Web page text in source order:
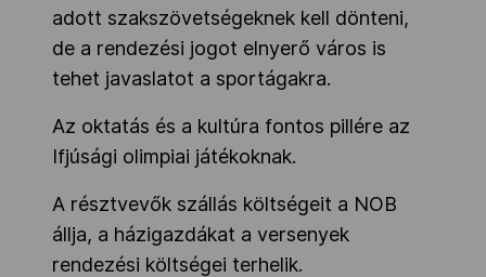
adott szakszövetségeknek kell dönteni,
de a rendezési jogot elnyerő város is
tehet javaslatot a sportágakra.
Az oktatás és a kultúra fontos pillére az
Ifjúsági olimpiai játékoknak.
A résztvevők szállás költségeit a NOB
állja, a házigazdákat a versenyek
rendezési költségei terhelik.